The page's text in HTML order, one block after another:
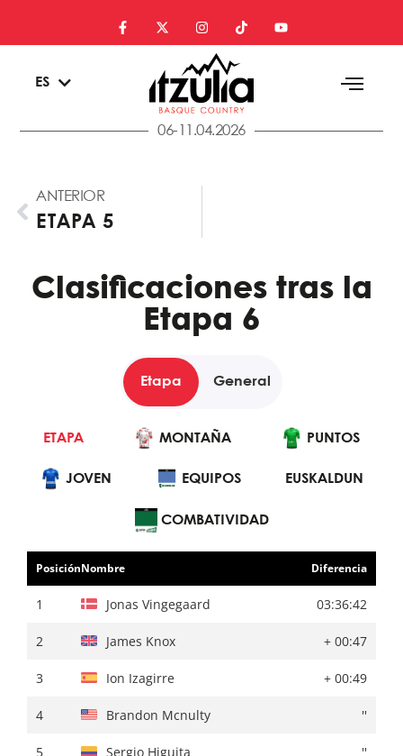
ES
EN
06-11.04.2026
ANTERIOR
ETAPA 5
Clasificaciones tras la
Etapa 6
Etapa General
ETAPA MONTAÑA PUNTOS
JOVEN EQUIPOS EUSKALDUN
COMBATIVIDAD
PosiciónNombre Diferencia
1 Jonas Vingegaard 03:36:42
2 James Knox + 00:47
3 Ion Izagirre + 00:49
4 Brandon Mcnulty ''
5 Sergio Higuita ''
GENERAL MONTAÑA
PUNTOS JOVEN EQUIPOS
EUSKALDUN
PosiciónNombre Diferencia
1 Jonas Vingegaard 24:45:24
2 Mikel Landa + 01:12
3 Ion Izagirre + 01:29
4 David Gaudu + 01:31
5 Enric Mas + 01:36